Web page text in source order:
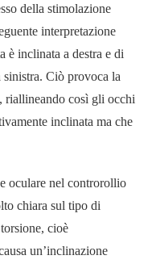
della stimolazione
interpretazione
è inclinata a destra e di
Ciò provoca la
riallineando così gli occhi
inclinata ma che
oculare nel controrollio
chiara sul tipo di
cioè
un’inclinazione